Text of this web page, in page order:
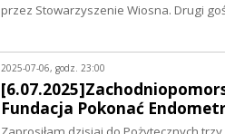
przez Stowarzyszenie Wiosna. Drugi
2025-07-06, godz. 23:00
Fundacja Pokonać